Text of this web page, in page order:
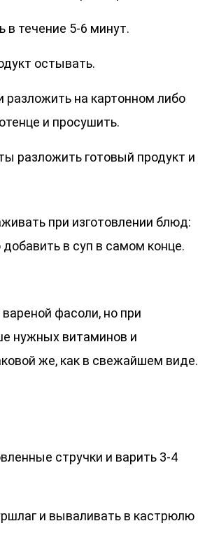
в течение 5-6 минут.
остывать.
на картонном либо
и просушить.
разложить готовый продукт и
при изготовлении блюд:
в суп в самом конце.
фасоли, но при
нужных витаминов и
же, как в свежайшем виде.
стручки и варить 3-4
и вываливать в кастрюлю